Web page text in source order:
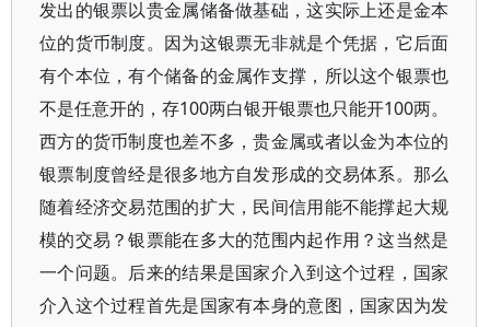
发出的银票以贵金属储备做基础，这实际上还是金本
位的货币制度。因为这银票无非就是个凭据，它后面
有个本位，有个储备的金属作支撑，所以这个银票也
不是任意开的，存100两白银开银票也只能开100两。
西方的货币制度也差不多，贵金属或者以金为本位的
银票制度曾经是很多地方自发形成的交易体系。那么
随着经济交易范围的扩大，民间信用能不能撑起大规
模的交易？银票能在多大的范围内起作用？这当然是
一个问题。后来的结果是国家介入到这个过程，国家
介入这个过程首先是国家有本身的意图，国家因为发